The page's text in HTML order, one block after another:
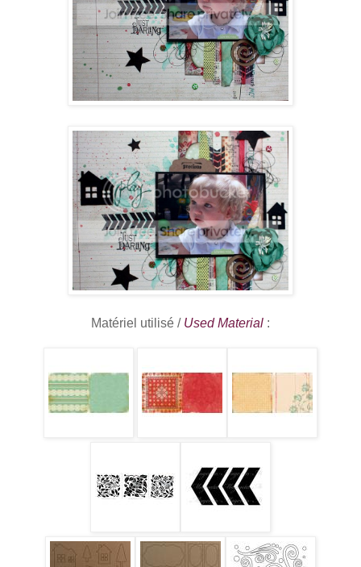
Matériel utilisé / Used Material :